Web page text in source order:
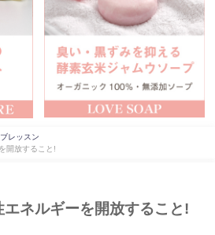
レッスン
開放すること!
ネルギーを開放すること!